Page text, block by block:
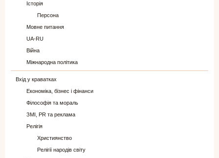
Історія
Персона
Мовне питання
UA-RU
Війна
Міжнародна політика
Вхід у краватках
Економіка, бізнес і фінанси
Філософія та мораль
ЗМІ, PR та реклама
Релігія
Християнство
Релігії народів світу